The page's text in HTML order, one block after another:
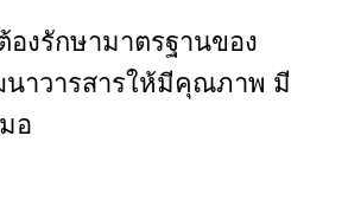
องรักษามาตรฐานของ
นาวารสารให้มีคุณภาพ มี
อ